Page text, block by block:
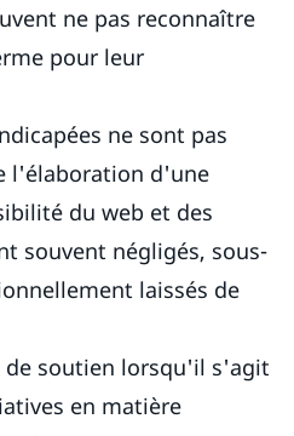
ne pas reconnaître
pour leur
ne sont pas
l'élaboration d'une
du web et des
souvent négligés, sous-
laissés de
de soutien lorsqu'il s'agit
en matière